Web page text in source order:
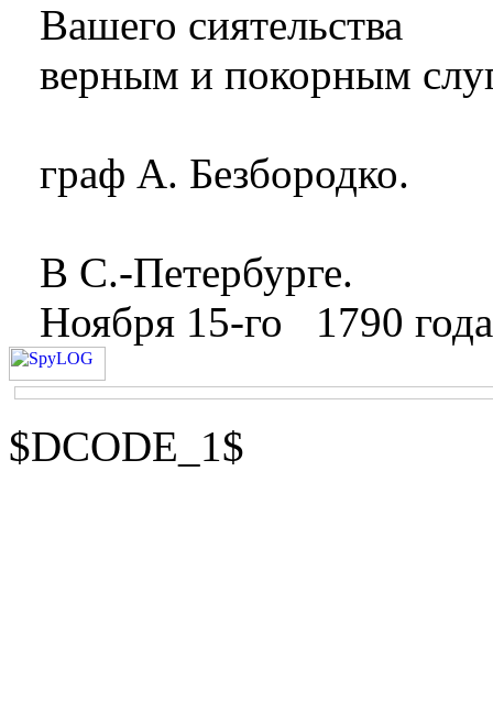
Вашего сиятельства
верным и покорным
граф А. Безбородко.
В С.-Петербурге.
Ноября 15-го
1790
$DCODE_1$